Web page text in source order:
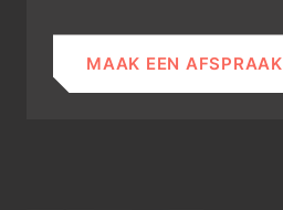
MAAK EEN AFSPRAAK